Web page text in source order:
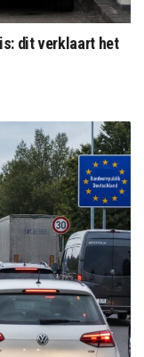
dit verklaart het